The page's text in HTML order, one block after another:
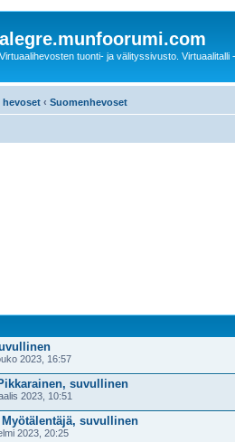
alegre.munfoorumi.com
Virtuaalihevosten tuonti- ja välityssivusto. Virtuaalitalli
hevoset ‹ Suomenhevoset
2023, 16:57
suvullinen
2023, 10:51
suvullinen
2023, 20:25